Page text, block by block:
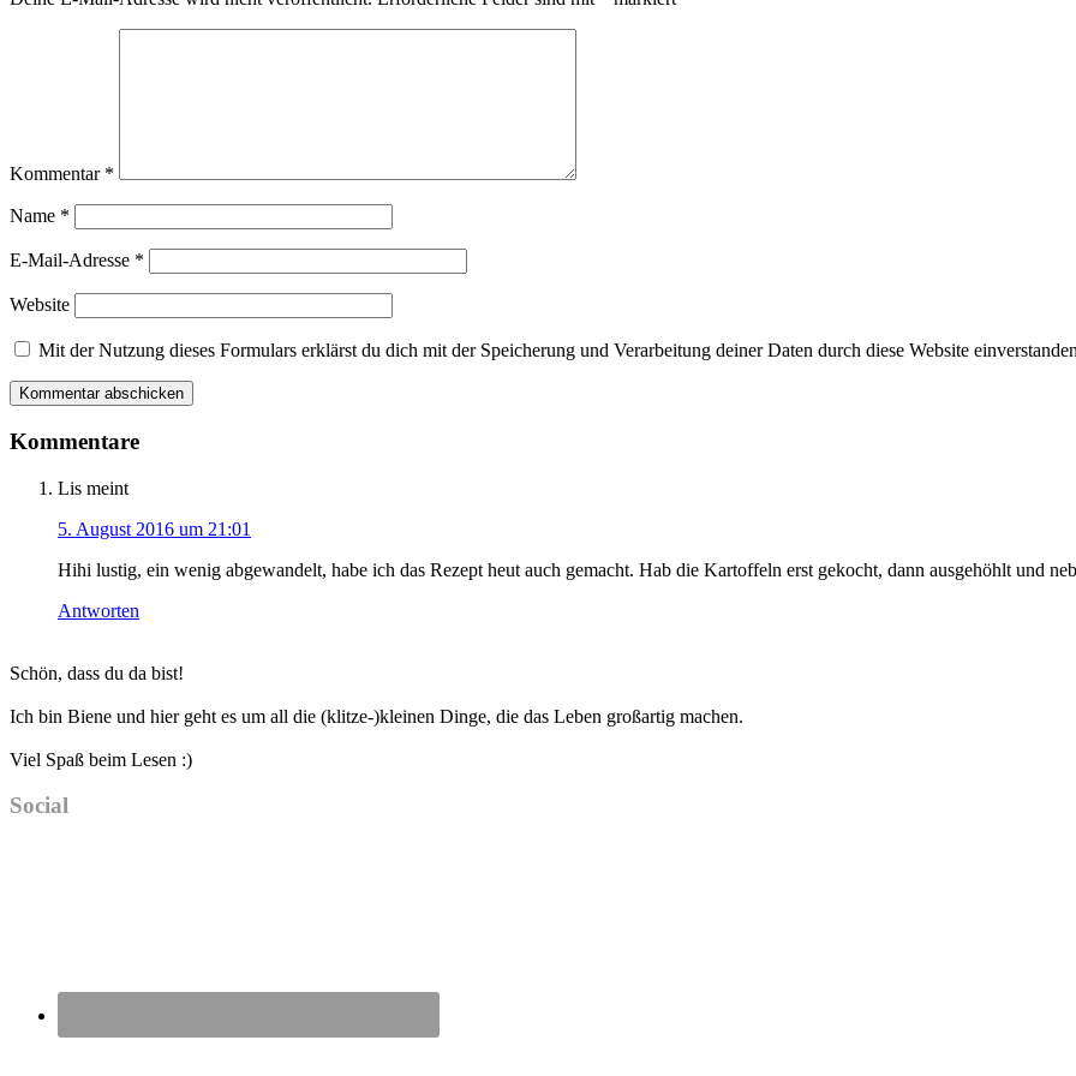
Kommentar *
Name *
E-Mail-Adresse *
Website
Mit der Nutzung dieses Formulars erklärst du dich mit der Speicherung und Verarbeitung deiner Daten durch diese Website
Kommentare
Lis meint
5. August 2016 um 21:01
Hihi lustig, ein wenig abgewandelt, habe ich das Rezept heut auch gemacht. Hab die Kartoffeln erst gekocht, dann ausgehöhlt und
Antworten
Sidebar
Schön, dass du da bist!
Ich bin Biene und hier geht es um all die (klitze-)kleinen Dinge, die das Leben großartig machen.
Viel Spaß beim Lesen :)
Social